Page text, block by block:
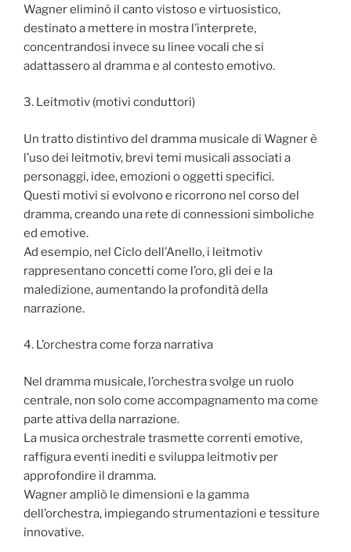
Wagner eliminò il canto vistoso e virtuosistico,
destinato a mettere in mostra l’interprete,
concentrandosi invece su linee vocali che si
adattassero al dramma e al contesto emotivo.
3. Leitmotiv (motivi conduttori)
Un tratto distintivo del dramma musicale di Wagner è
l’uso dei leitmotiv, brevi temi musicali associati a
personaggi, idee, emozioni o oggetti specifici.
Questi motivi si evolvono e ricorrono nel corso del
dramma, creando una rete di connessioni simboliche
ed emotive.
Ad esempio, nel Ciclo dell’Anello, i leitmotiv
rappresentano concetti come l’oro, gli dei e la
maledizione, aumentando la profondità della
narrazione.
4. L’orchestra come forza narrativa
Nel dramma musicale, l’orchestra svolge un ruolo
centrale, non solo come accompagnamento ma come
parte attiva della narrazione.
La musica orchestrale trasmette correnti emotive,
raffigura eventi inediti e sviluppa leitmotiv per
approfondire il dramma.
Wagner ampliò le dimensioni e la gamma
dell’orchestra, impiegando strumentazioni e tessiture
innovative.